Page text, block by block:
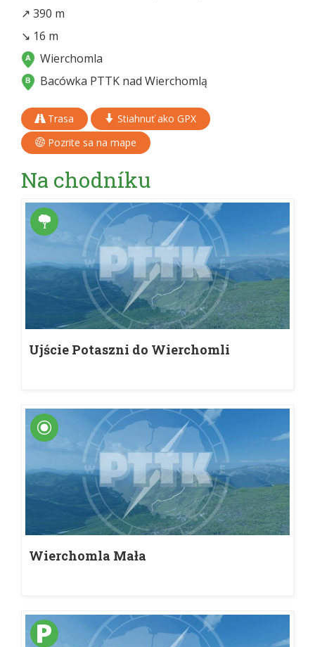
↗ 390 m
↘ 16 m
Wierchomla
Bacówka PTTK nad Wierchomlą
Trasa
Stiahnuť ako GPX
Pozrite sa na mape
Na chodníku
Ujście Potaszni do Wierchomli
Wierchomla Mała